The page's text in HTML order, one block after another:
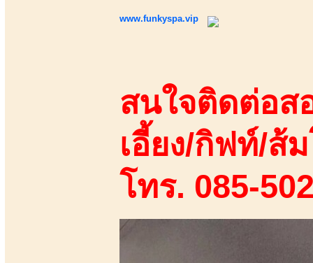
www.funkyspa.vip
สนใจติดต่อส
เอี้ยง/กิฟท์/ส้
โทร. 085-